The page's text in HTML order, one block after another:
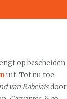
op bescheiden
uit. Tot nu toe
van Rabelaisdoor